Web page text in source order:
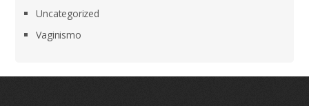
Uncategorized
Vaginismo